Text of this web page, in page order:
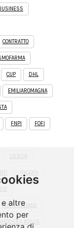
altre
per
CONTRATTO
CUP DHL
EMILIAROMAGNA
FNPI FOFI
LOCKER
PAGOPA
POSTEITALIANE
ROSEA